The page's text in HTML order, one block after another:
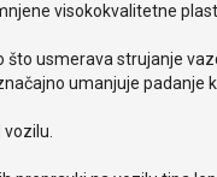
visokokvalitetne
što usmerava strujanje
umanjuje padanje